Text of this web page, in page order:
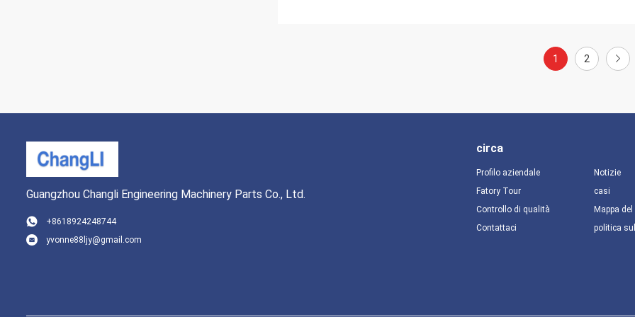
1 2
Guangzhou Changli Engineering Machinery Parts Co., Ltd.
+8618924248744
yvonne88ljy@gmail.com
circa
Profilo aziendale
Fatory Tour
Controllo di qualità
Contattaci
Notizie
casi
Mappa
politica